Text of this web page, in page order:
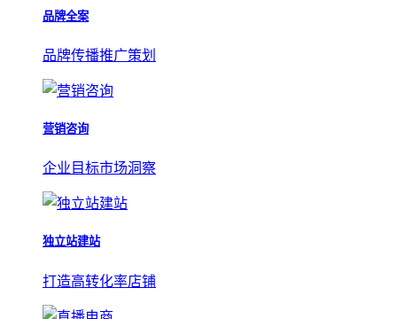
品牌全案
品牌传播推广策划
营销咨询
企业目标市场洞察
独立站建站
打造高转化率店铺